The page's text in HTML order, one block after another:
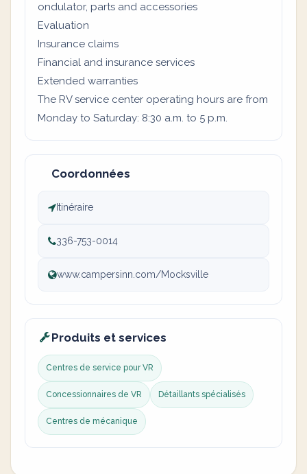
ondulator, parts and accessories
Evaluation
Insurance claims
Financial and insurance services
Extended warranties
The RV service center operating hours are from
Monday to Saturday: 8:30 a.m. to 5 p.m.
Coordonnées
Itinéraire
336-753-0014
www.campersinn.com/Mocksville
Produits et services
Centres de service pour VR
Concessionnaires de VR Détaillants spécialisés
Centres de mécanique